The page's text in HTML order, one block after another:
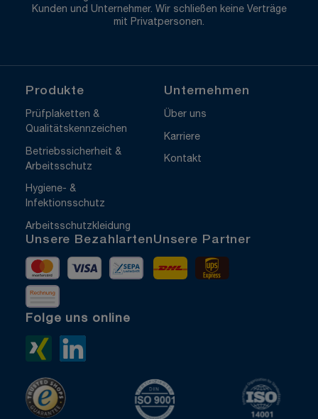
Kunden und Unternehmer. Wir schließen keine Verträge
mit Privatpersonen.
Produkte
Prüfplaketten &
Qualitätskennzeichen
Betriebssicherheit &
Arbeitsschutz
Hygiene- &
Infektionsschutz
Arbeitsschutzkleidung
Unternehmen
Über uns
Karriere
Kontakt
Unsere Bezahlarten
MastercardVisa Vorkasse
Rechnung
Unsere Partner
DHL
Folge uns online
Xing>
ISO 9001 zertifiziert